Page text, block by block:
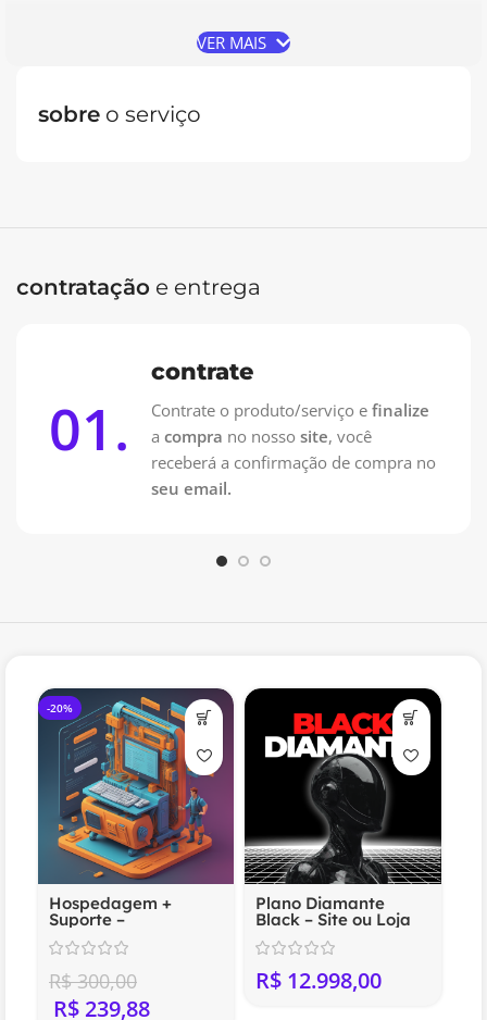
as etapas do desenvolvimento e receba do seu jeito.
Oferta Especial: Vai pagar no PIX?
VER MAIS
sobre o serviço
contratação e entrega
01.
contrate
Contrate o produto/serviço efinalize
acompra no nossosite, você
receberá a confirmação de compra no
seu email.
-20%
Hospedagem +
Suporte –
Compartilhada
(Anual)
R$300,00
R$ 239,88
Plano Diamante
Black – Site ou Loja
Virtual Profissional
R$